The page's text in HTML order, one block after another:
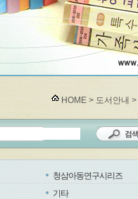
HOME > 도서안내 >
청삼아동연구시리즈
기타